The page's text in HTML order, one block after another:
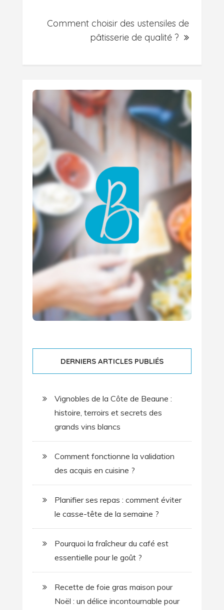
Comment choisir des ustensiles de
pâtisserie de qualité ?
DERNIERS ARTICLES PUBLIÉS
Vignobles de la Côte de Beaune :
histoire, terroirs et secrets des
grands vins blancs
Comment fonctionne la validation
des acquis en cuisine ?
Planifier ses repas : comment éviter
le casse-tête de la semaine ?
Pourquoi la fraîcheur du café est
essentielle pour le goût ?
Recette de foie gras maison pour
Noël : un délice incontournable pour